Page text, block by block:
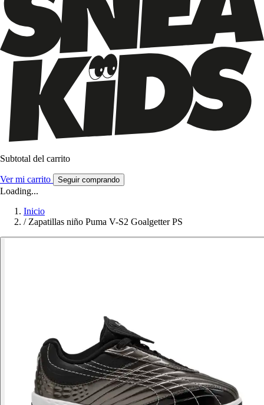
Subtotal del carrito
Ver mi carrito Seguir comprando
Loading...
Inicio
/ Zapatillas niño Puma V-S2 Goalgetter PS